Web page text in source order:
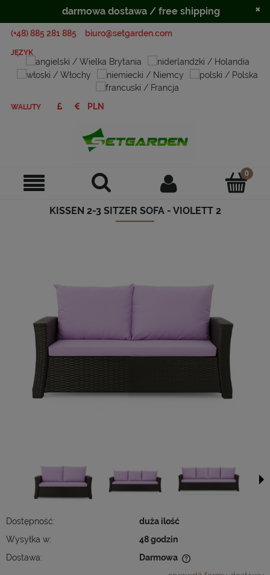
(+48) 885 281 885 biuro@setgarden.com
JĘZYK
WALUTY
KISSEN 2-3 SITZER SOFA - VIOLETT 2
Dostępność:
duża ilość
Wysyłka w:
48 godzin
Dostawa:
Darmowa
darmowa dostawa / free shipping ×